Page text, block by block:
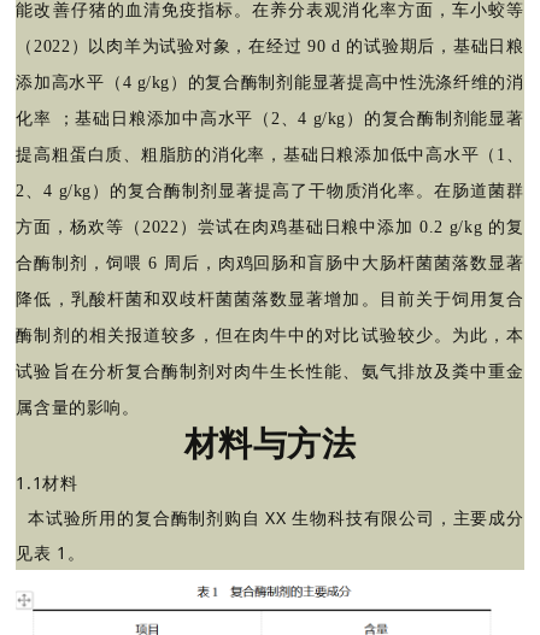
能改善仔猪的血清免疫指标。在养分表观消化率方面，车小蛟等
（2022）以肉羊为试验对象，在经过 90 d 的试验期后，基础日粮
添加高水平（4 g/kg）的复合酶制剂能显著提高中性洗涤纤维的消
化率 ；基础日粮添加中高水平（2、4 g/kg）的复合酶制剂能显著
提高粗蛋白质、粗脂肪的消化率，基础日粮添加低中高水平（1、
2、4 g/kg）的复合酶制剂显著提高了干物质消化率。在肠道菌群
方面，杨欢等（2022）尝试在肉鸡基础日粮中添加 0.2 g/kg 的复
合酶制剂，饲喂 6 周后，肉鸡回肠和盲肠中大肠杆菌菌落数显著
降低，乳酸杆菌和双歧杆菌菌落数显著增加。目前关于饲用复合
酶制剂的相关报道较多，但在肉牛中的对比试验较少。为此，本
试验旨在分析复合酶制剂对肉牛生长性能、氨气排放及粪中重金
属含量的影响。
材料与方法
1.1材料
本试验所用的复合酶制剂购自 XX 生物科技有限公司，主要成分
见表 1。